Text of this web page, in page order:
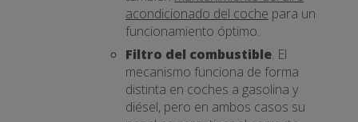
acondicionado del coche para un
funcionamiento óptimo.
Filtro del combustible. El
mecanismo funciona de forma
distinta en coches a gasolina y
diésel, pero en ambos casos su